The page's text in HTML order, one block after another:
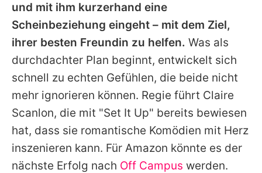
Datenschutzerklärung
Nutzungsbedingungen
Utiq verwalten
und mit ihm kurzerhand eine
Scheinbeziehung eingeht – mit dem Ziel,
ihrer besten Freundin zu helfen. Was als
durchdachter Plan beginnt, entwickelt sich
schnell zu echten Gefühlen, die beide nicht
mehr ignorieren können. Regie führt Claire
Scanlon, die mit "Set It Up" bereits bewiesen
hat, dass sie romantische Komödien mit Herz
inszenieren kann. Für Amazon könnte es der
nächste Erfolg nach Off Campus werden.